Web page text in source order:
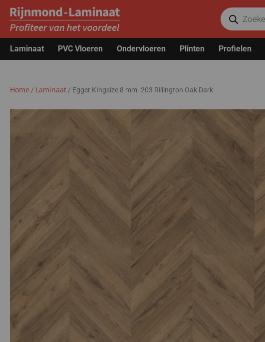
Laminaat PVC Vloeren Ondervloeren Plinten Profielen
Home / Laminaat / Egger KIngsize 8 mm. 203 Rillington Oak Dark